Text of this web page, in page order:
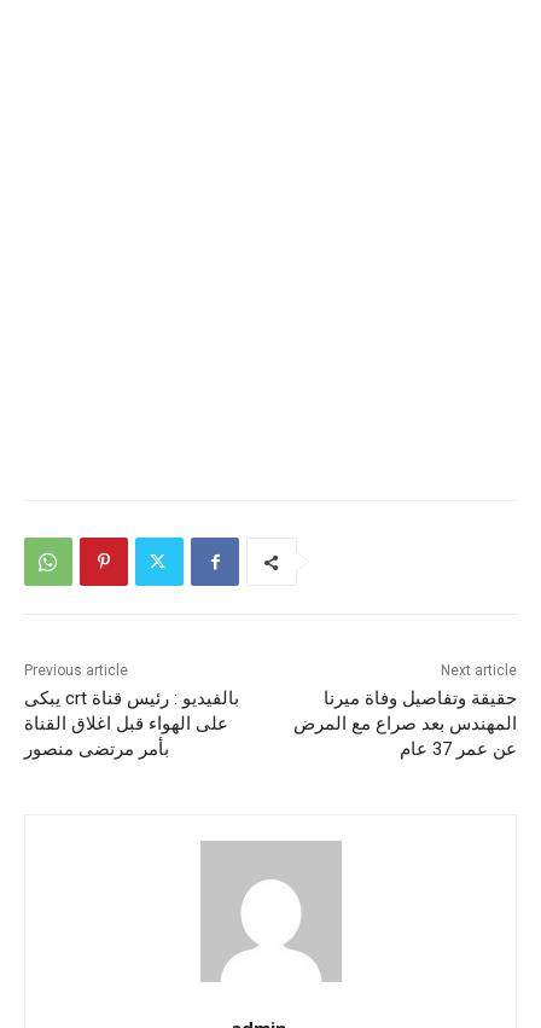
Previous article
بالفيديو : رئيس قناة crt يبكى
على الهواء قبل اغلاق القناة
بأمر مرتضى منصور
Next article
حقيقة وتفاصيل وفاة ميرنا
المهندس بعد صراع مع المرض
عن عمر 37 عام